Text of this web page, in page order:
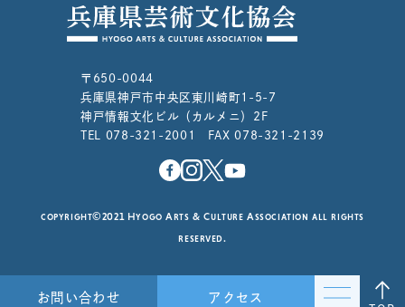
〒650-0044
兵庫県神戸市中央区東川崎町1-5-7
神戸情報文化ビル（カルメニ）2F
TEL 078-321-2001 FAX 078-321-2139
copyright©2021 Hyogo Arts & Culture Association all rights
reserved.
お問い合わせ アクセス